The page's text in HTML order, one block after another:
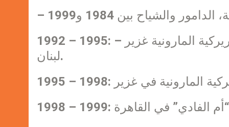
1992 – 1995: مسؤولا عن السنة الاعدادية في الاكليركية البطريركية المارونية غزير –
لبنان.